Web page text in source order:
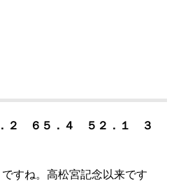
２ ６５．４ ５２．１ ３
ですね。高松宮記念以来です